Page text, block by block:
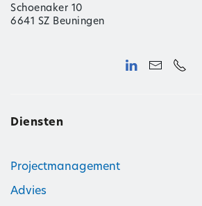
Schoenaker 10
6641 SZ Beuningen
Diensten
Projectmanagement
Advies